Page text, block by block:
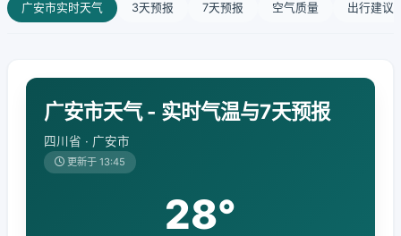
广安市实时天气 3天预报 7天预报 空气质量 出行建议
广安市天气 - 实时气温与7天预报
四川省 · 广安市
更新于 13:45
28°